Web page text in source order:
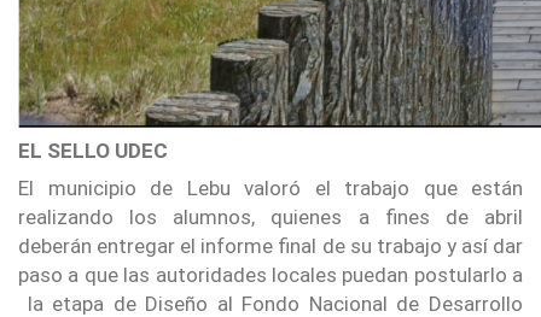
EL SELLO UDEC
El municipio de Lebu valoró el trabajo que están
realizando los alumnos, quienes a fines de abril
deberán entregar el informe final de su trabajo y así dar
paso a que las autoridades locales puedan postularlo a
la etapa de Diseño al Fondo Nacional de Desarrollo